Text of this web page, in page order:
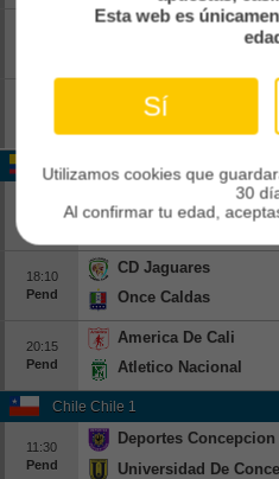
Red Bull Bragantino
Flamengo
Colombia Colombia 1
18:10
Pend
CD Jaguares
Once Caldas
20:15
Pend
America De Cali
Atletico Nacional
Chile Chile 1
11:30
Pend
Deportes Concepcion
Universidad De
Esta web es
Sí
Utilizamos cookies que
30
Al confirmar tu edad,